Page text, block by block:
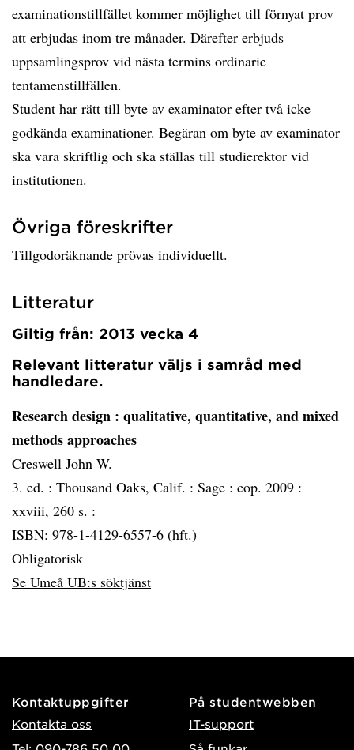
examinationstillfället kommer möjlighet till förnyat prov
att erbjudas inom tre månader. Därefter erbjuds
uppsamlingsprov vid nästa termins ordinarie
tentamenstillfällen.
Student har rätt till byte av examinator efter två icke
godkända examinationer. Begäran om byte av examinator
ska vara skriftlig och ska ställas till studierektor vid
institutionen.
Övriga föreskrifter
Tillgodoräknande prövas individuellt.
Litteratur
Giltig från: 2013 vecka 4
Relevant litteratur väljs i samråd med
handledare.
Research design : qualitative, quantitative, and mixed
methods approaches
Creswell John W.
3. ed. : Thousand Oaks, Calif. : Sage : cop. 2009 :
xxviii, 260 s. :
ISBN: 978-1-4129-6557-6 (hft.)
Obligatorisk
Se Umeå UB:s söktjänst
Kontaktuppgifter
Kontakta oss
På studentwebben
IT-support